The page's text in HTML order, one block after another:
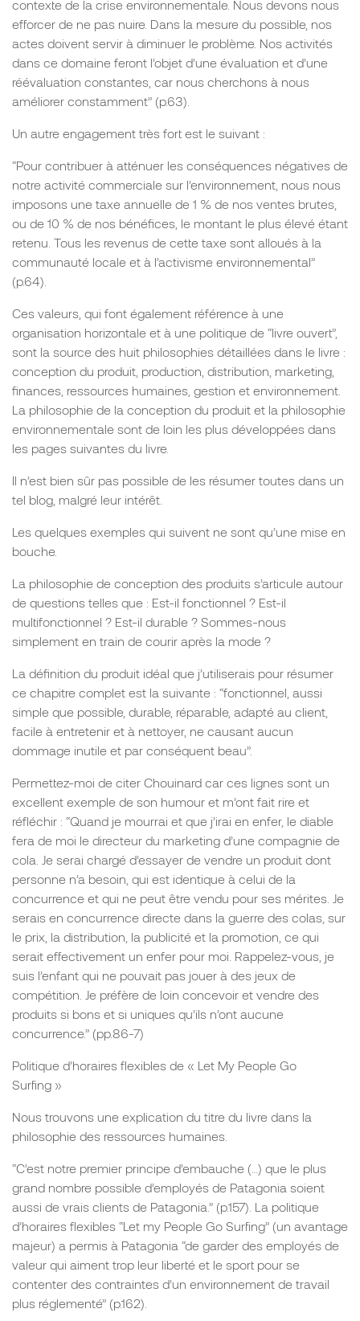
contexte de la crise environnementale. Nous devons nous
efforcer de ne pas nuire. Dans la mesure du possible, nos
actes doivent servir à diminuer le problème. Nos activités
dans ce domaine feront l’objet d’une évaluation et d’une
réévaluation constantes, car nous cherchons à nous
améliorer constamment” (p.63).
Un autre engagement très fort est le suivant :
“Pour contribuer à atténuer les conséquences négatives de
notre activité commerciale sur l’environnement, nous nous
imposons une taxe annuelle de 1 % de nos ventes brutes,
ou de 10 % de nos bénéfices, le montant le plus élevé étant
retenu. Tous les revenus de cette taxe sont alloués à la
communauté locale et à l’activisme environnemental”
(p.64).
Ces valeurs, qui font également référence à une
organisation horizontale et à une politique de “livre ouvert”,
sont la source des huit philosophies détaillées dans le livre :
conception du produit, production, distribution, marketing,
finances, ressources humaines, gestion et environnement.
La philosophie de la conception du produit et la philosophie
environnementale sont de loin les plus développées dans
les pages suivantes du livre.
Il n’est bien sûr pas possible de les résumer toutes dans un
tel blog, malgré leur intérêt.
Les quelques exemples qui suivent ne sont qu’une mise en
bouche.
La philosophie de conception des produits s’articule autour
de questions telles que : Est-il fonctionnel ? Est-il
multifonctionnel ? Est-il durable ? Sommes-nous
simplement en train de courir après la mode ?
La définition du produit idéal que j’utiliserais pour résumer
ce chapitre complet est la suivante : “fonctionnel, aussi
simple que possible, durable, réparable, adapté au client,
facile à entretenir et à nettoyer, ne causant aucun
dommage inutile et par conséquent beau”.
Permettez-moi de citer Chouinard car ces lignes sont un
excellent exemple de son humour et m’ont fait rire et
réfléchir : “Quand je mourrai et que j’irai en enfer, le diable
fera de moi le directeur du marketing d’une compagnie de
cola. Je serai chargé d’essayer de vendre un produit dont
personne n’a besoin, qui est identique à celui de la
concurrence et qui ne peut être vendu pour ses mérites. Je
serais en concurrence directe dans la guerre des colas, sur
le prix, la distribution, la publicité et la promotion, ce qui
serait effectivement un enfer pour moi. Rappelez-vous, je
suis l’enfant qui ne pouvait pas jouer à des jeux de
compétition. Je préfère de loin concevoir et vendre des
produits si bons et si uniques qu’ils n’ont aucune
concurrence.” (pp.86-7)
Politique d’horaires flexibles de « Let My People Go
Surfing »
Nous trouvons une explication du titre du livre dans la
philosophie des ressources humaines.
“C’est notre premier principe d’embauche (…) que le plus
grand nombre possible d’employés de Patagonia soient
aussi de vrais clients de Patagonia.” (p.157). La politique
d’horaires flexibles “Let my People Go Surfing” (un avantage
majeur) a permis à Patagonia “de garder des employés de
valeur qui aiment trop leur liberté et le sport pour se
contenter des contraintes d’un environnement de travail
plus réglementé” (p.162).